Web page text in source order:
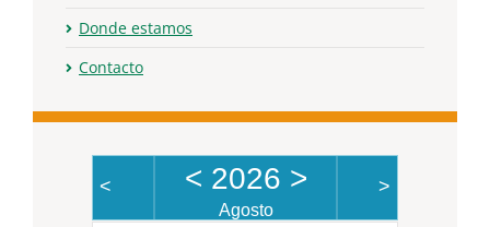
Donde estamos
Contacto
< < 2026 >
Agosto
>